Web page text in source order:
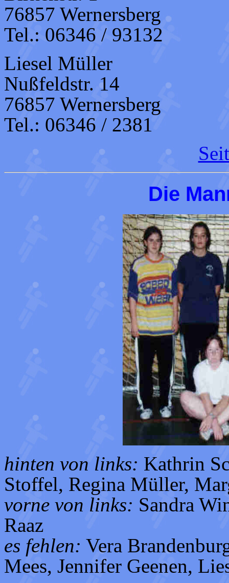
76857 Wernersberg
Tel.: 06346 / 93132
Liesel Müller
Nußfeldstr. 14
76857 Wernersberg
Tel.: 06346 / 2381
Die
hinten von links: Kathrin
Stoffel, Regina Müller,
vorne von links: Sandra
Raaz
es fehlen: Vera
Mees, Jennifer Geenen,